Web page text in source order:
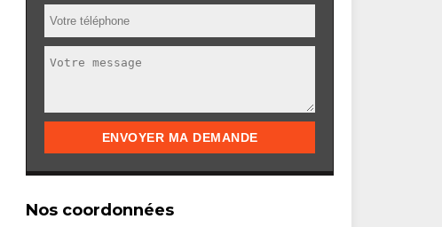
Nos coordonnées